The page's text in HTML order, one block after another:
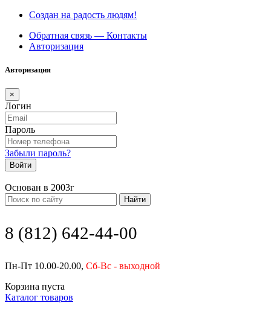
Создан на радость людям!
Обратная связь — Контакты
Авторизация
Авторизация
×
Логин
Пароль
Забыли пароль?
Войти
Основан в 2003г
Найти
8 (812) 642-44-00
Пн-Пт 10.00-20.00, Сб-Вс - выходной
Корзина пуста
Каталог товаров